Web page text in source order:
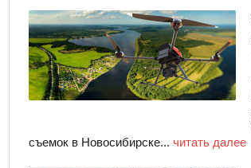
съемок в Новосибирске... читать далее